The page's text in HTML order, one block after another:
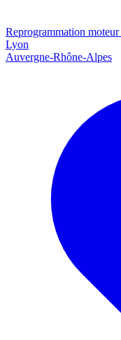
Reprogrammation moteur
Lyon
Auvergne-Rhône-Alpes